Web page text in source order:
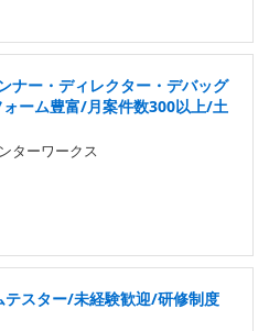
ナー・ディレクター・デバッグ
ーム豊富/月案件数300以上/土
ターワークス
テスター/未経験歓迎/研修制度